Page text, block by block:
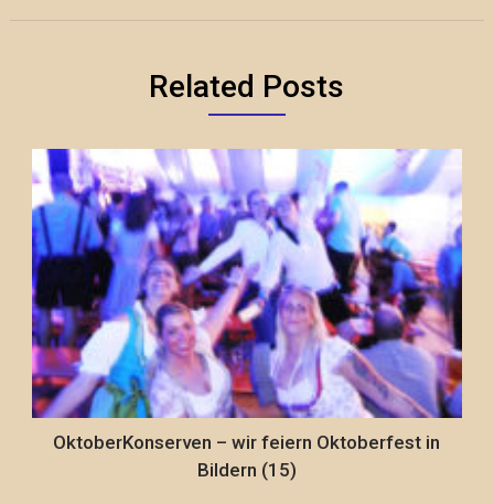
Related Posts
OktoberKonserven – wir feiern Oktoberfest in
Bildern (15)